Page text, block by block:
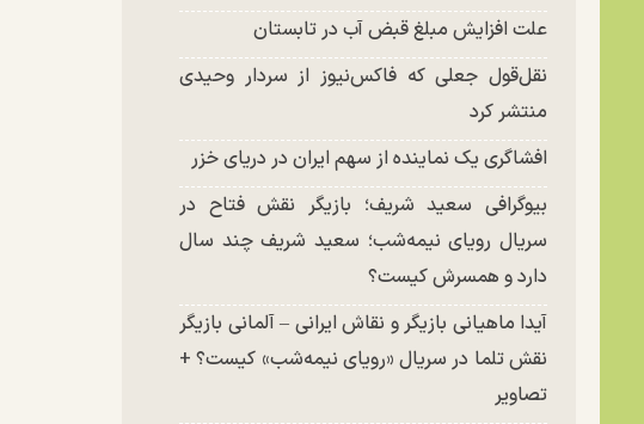
علت افزایش مبلغ قبض آب در تابستان
نقل‌قول جعلی که فاکس‌نیوز از سردار وحیدی
منتشر کرد
افشاگری یک نماینده از سهم ایران در دریای خزر
بیوگرافی سعید شریف؛ بازیگر نقش فتاح در
سریال رویای نیمه‌شب؛ سعید شریف چند سال
دارد و همسرش کیست؟
آیدا ماهیانی بازیگر و نقاش ایرانی – آلمانی بازیگر
نقش تلما در سریال «رویای نیمه‌شب» کیست؟ +
تصاویر